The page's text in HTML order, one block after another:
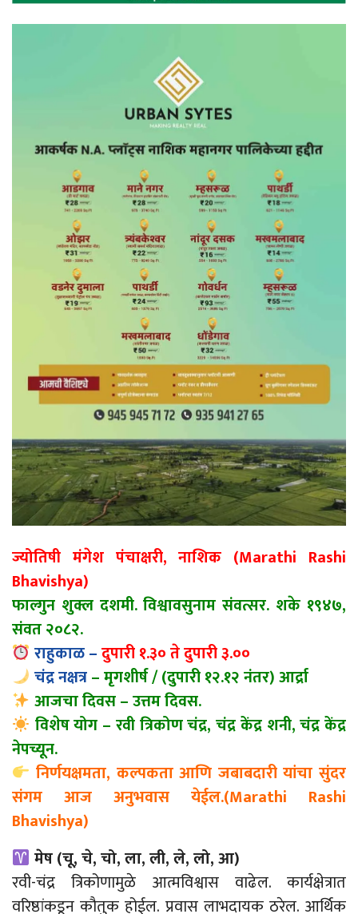
ज्योतिषी मंगेश पंचाक्षरी, नाशिक (Marathi Rashi
Bhavishya)
फाल्गुन शुक्ल दशमी. विश्वावसुनाम संवत्सर. शके १९४७,
संवत २०८२.
राहुकाळ –दुपारी १.३० ते दुपारी ३.००
चंद्र नक्षत्र– मृगशीर्ष / (दुपारी १२.१२ नंतर) आर्द्रा
आजचा दिवस – उत्तम दिवस.
विशेष योग – रवी त्रिकोण चंद्र, चंद्र केंद्र शनी, चंद्र केंद्र
नेपच्यून.
निर्णयक्षमता, कल्पकता आणि जबाबदारी यांचा सुंदर
संगम आज अनुभवास येईल.(Marathi Rashi
Bhavishya)
मेष (चू, चे, चो, ला, ली, ले, लो, आ)
रवी-चंद्र त्रिकोणामुळे आत्मविश्वास वाढेल. कार्यक्षेत्रात
वरिष्ठांकडून कौतुक होईल. प्रवास लाभदायक ठरेल. आर्थिक